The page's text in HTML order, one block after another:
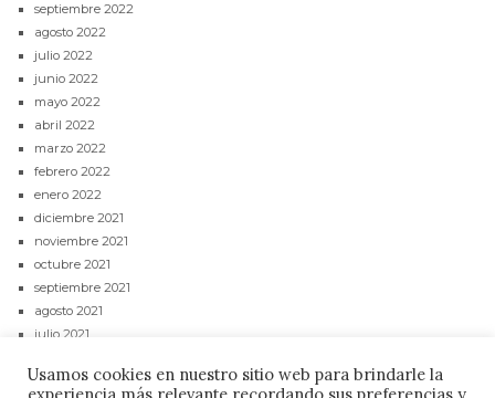
septiembre 2022
agosto 2022
julio 2022
junio 2022
mayo 2022
abril 2022
marzo 2022
febrero 2022
enero 2022
diciembre 2021
noviembre 2021
octubre 2021
septiembre 2021
agosto 2021
julio 2021
mayo 2021
Usamos cookies en nuestro sitio web para brindarle la